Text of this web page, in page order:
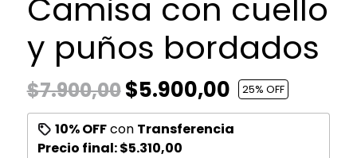
Camisa con cuello
y puños bordados
$7.900,00$5.900,00 25% OFF
10% OFFcon Transferencia
Precio final:$5.310,00